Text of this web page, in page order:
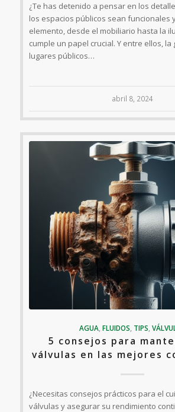
¿Te has detenido a pensar en los
los espacios públicos sean funcionales
elemento, desde el mobiliario hasta la
cumple un papel crucial. Y entre ellos, la
lugares públicos…
abril 8, 2024
AGUA, FLUIDOS TIPS
5 consejos para
válvulas en las mejores
¿Necesitas consejos prácticos para el
válvulas y asegurar su rendimiento